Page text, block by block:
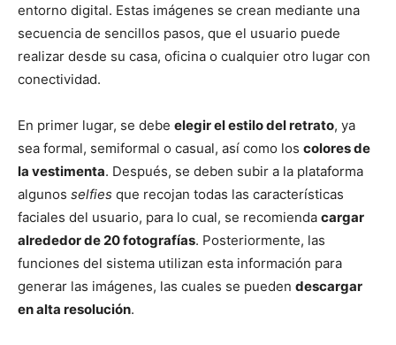
entorno digital. Estas imágenes se crean mediante una
secuencia de sencillos pasos, que el usuario puede
realizar desde su casa, oficina o cualquier otro lugar con
conectividad.
En primer lugar, se debe elegir el estilo del retrato, ya
sea formal, semiformal o casual, así como los colores de
la vestimenta. Después, se deben subir a la plataforma
algunos selfies que recojan todas las características
faciales del usuario, para lo cual, se recomienda cargar
alrededor de 20 fotografías. Posteriormente, las
funciones del sistema utilizan esta información para
generar las imágenes, las cuales se pueden descargar
en alta resolución.